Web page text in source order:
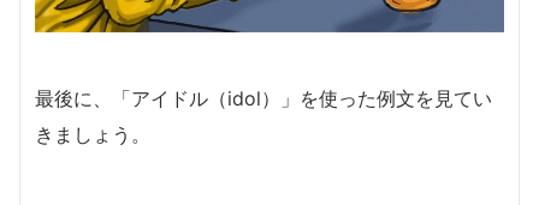
最後に、「アイドル（idol）」を使った例文を見てい
きましょう。